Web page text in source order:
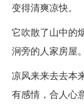
变得清爽凉快。
它吹散了山中的
涧旁的人家房屋。
凉风来来去去本
有感情，合人心意